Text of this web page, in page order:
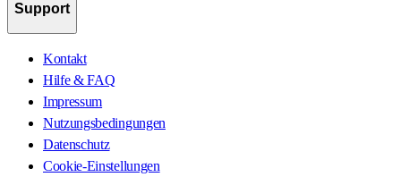
Support
Kontakt
Hilfe & FAQ
Impressum
Nutzungsbedingungen
Datenschutz
Cookie-Einstellungen